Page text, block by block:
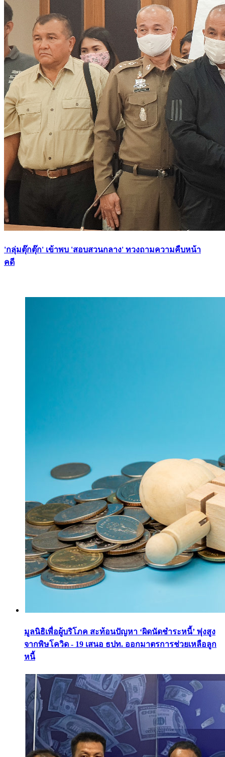
'กลุ่มตุ๊กตุ๊ก' เข้าพบ 'สอบสวนกลาง' ทวงถามความคืบหน้า
คดี
มูลนิธิเพื่อผู้บริโภค สะท้อนปัญหา ‘ผิดนัดชำระหนี้’ พุ่งสูง
จากพิษโควิด - 19 เสนอ ธปท. ออกมาตรการช่วยเหลือลูก
หนี้